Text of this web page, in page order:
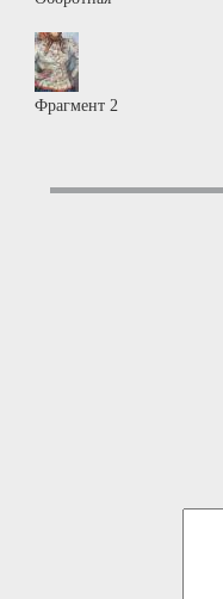
Фрагмент 2